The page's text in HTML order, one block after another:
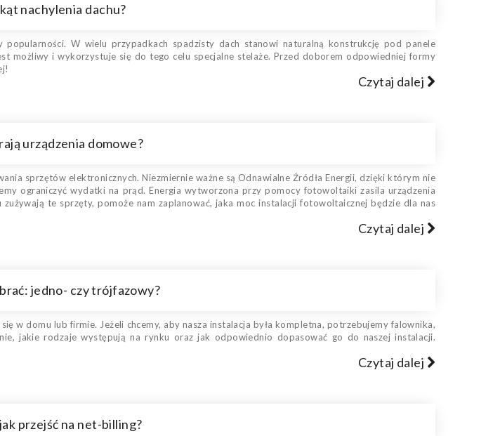
nachylenia dachu?
W wielu przypadkach spadzisty dach stanowi naturalną konstrukcję pod panele
możliwy i wykorzystuje się do tego celu specjalne stelaże. Przed doborem odpowiedniej formy
Czytaj dalej
urządzenia domowe?
sprzętów elektronicznych. Niezmiernie ważne są Odnawialne Źródła Energii, dzięki którym nie
ograniczyć wydatki na prąd. Energia wytworzona przy pomocy fotowoltaiki zasila urządzenia
te sprzęty, pomoże nam zaplanować, jaka moc instalacji fotowoltaicznej będzie dla nas
Czytaj dalej
jedno- czy trójfazowy?
w domu lub firmie. Jeżeli chcemy, aby nasza instalacja była kompletna, potrzebujemy falownika,
jakie rodzaje występują na rynku oraz jak odpowiednio dopasować go do naszej instalacji.
Czytaj dalej
przejść na net-billing?